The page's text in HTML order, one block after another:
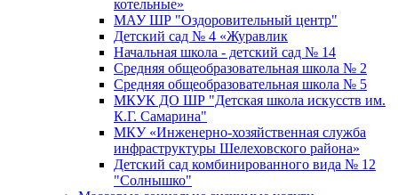
котельные»
МАУ ШР "Оздоровительный центр"
Детский сад № 4 «Журавлик
Начальная школа - детский сад № 14
Средняя общеобразовательная школа № 2
Средняя общеобразовательная школа № 5
МКУК ДО ШР "Детская школа искусств им.
К.Г. Самарина"
МКУ «Инженерно-хозяйственная служба
инфраструктуры Шелеховского района»
Детский сад комбинированного вида № 12
"Солнышко"